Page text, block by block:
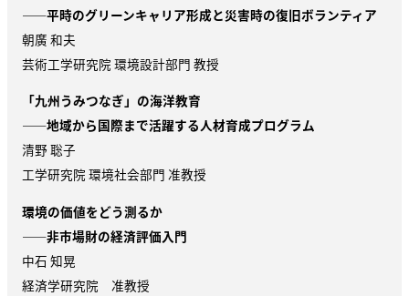
——平時のグリーンキャリア形成と災害時の復旧ボランティア
朝廣 和夫
芸術工学研究院 環境設計部門 教授
「九州うみつなぎ」の海洋教育
——地域から国際まで活躍する人材育成プログラム
清野 聡子
工学研究院 環境社会部門 准教授
環境の価値をどう測るか
——非市場財の経済評価入門
中石 知晃
経済学研究院 准教授